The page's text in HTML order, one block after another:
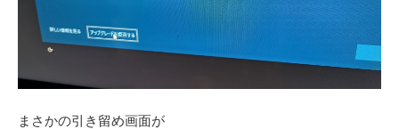
まさかの引き留め画面が